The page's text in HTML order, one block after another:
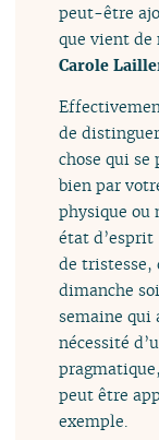
peut-être
que vient de
Carole
de
chose qui
bien par
physique ou
état
de tristesse,
dimanche
semaine qui
nécessité
peut être
exemple.